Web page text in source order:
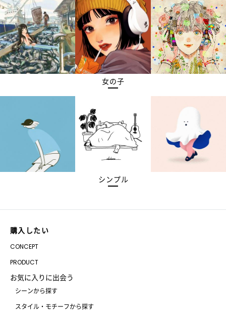
女の子
シンプル
購入したい
CONCEPT
PRODUCT
お気に入りに出会う
シーンから探す
スタイル・モチーフから探す